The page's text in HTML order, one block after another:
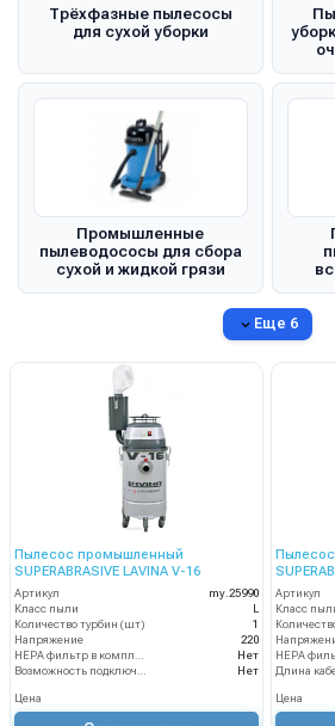
Трёхфазные пылесосы
для сухой уборки
Промышленные
пылеводососы для сбора
сухой и жидкой грязи
Еще 6
Пылесос промышленный
SUPERABRASIVE LAVINA V-16
Артикул
my.25990
Класс пыли
L
Количество турбин (шт)
1
Напряжение
220
HEPA фильтр в комплекте
Нет
Возможность подключения электрощетки
Нет
Цена
Артикул
Класс
Длина
Цена